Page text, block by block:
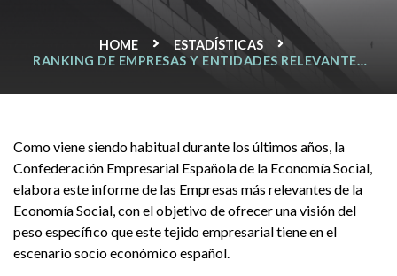
HOME
ESTADÍSTICAS
RANKING DE EMPRESAS Y ENTIDADES RELEVANTES
Como viene siendo habitual durante los últimos años, la
Confederación Empresarial Española de la Economía Social,
elabora este informe de las Empresas más relevantes de la
Economía Social, con el objetivo de ofrecer una visión del
peso específico que este tejido empresarial tiene en el
escenario socio económico español.